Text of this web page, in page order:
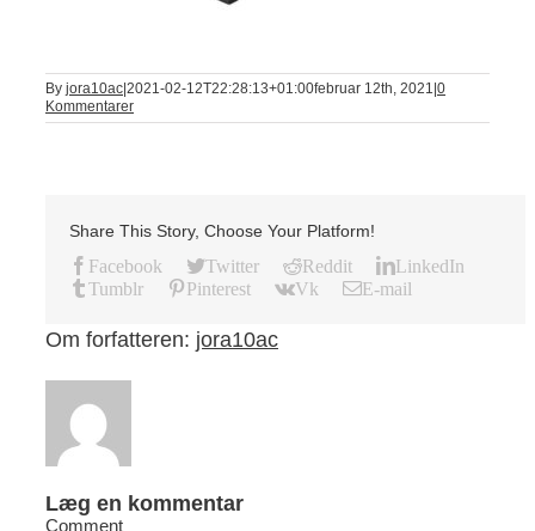
By jora10ac 2021-02-12T22:28:13+01:00februar 12th, 2021 0
Kommentarer
Share This Story, Choose Your Platform!
Facebook
Twitter Reddit
LinkedIn
Tumblr
Pinterest Vk E-mail
Om forfatteren: jora10ac
Læg en kommentar
Comment